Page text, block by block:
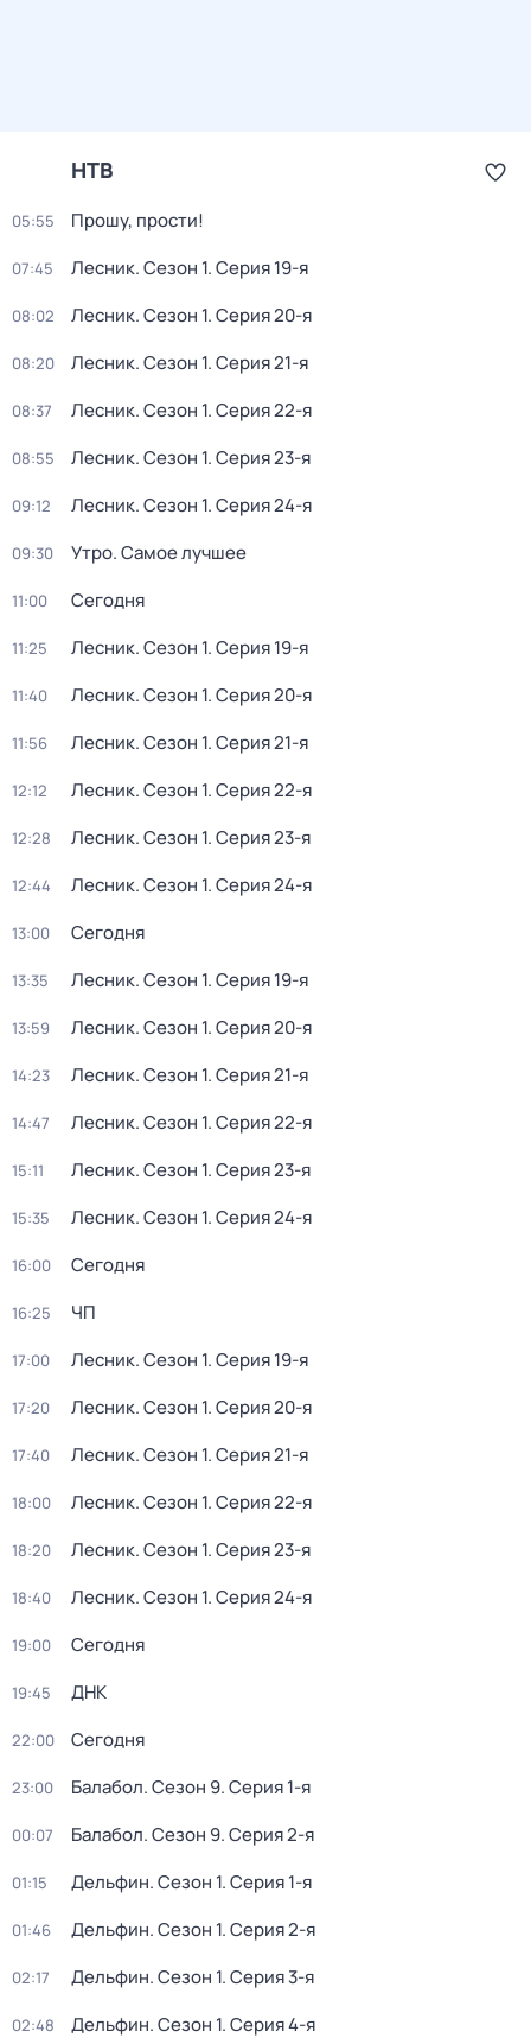
НТВ
05:55 Прошу, прости!
07:45 Лесник. Сезон 1. Серия 19-я
08:02 Лесник. Сезон 1. Серия 20-я
08:20 Лесник. Сезон 1. Серия 21-я
08:37 Лесник. Сезон 1. Серия 22-я
08:55 Лесник. Сезон 1. Серия 23-я
09:12 Лесник. Сезон 1. Серия 24-я
09:30 Утро. Самое лучшее
11:00 Сегодня
11:25 Лесник. Сезон 1. Серия 19-я
11:40 Лесник. Сезон 1. Серия 20-я
11:56 Лесник. Сезон 1. Серия 21-я
12:12 Лесник. Сезон 1. Серия 22-я
12:28 Лесник. Сезон 1. Серия 23-я
12:44 Лесник. Сезон 1. Серия 24-я
13:00 Сегодня
13:35 Лесник. Сезон 1. Серия 19-я
13:59 Лесник. Сезон 1. Серия 20-я
14:23 Лесник. Сезон 1. Серия 21-я
14:47 Лесник. Сезон 1. Серия 22-я
15:11 Лесник. Сезон 1. Серия 23-я
15:35 Лесник. Сезон 1. Серия 24-я
16:00 Сегодня
16:25 ЧП
17:00 Лесник. Сезон 1. Серия 19-я
17:20 Лесник. Сезон 1. Серия 20-я
17:40 Лесник. Сезон 1. Серия 21-я
18:00 Лесник. Сезон 1. Серия 22-я
18:20 Лесник. Сезон 1. Серия 23-я
18:40 Лесник. Сезон 1. Серия 24-я
19:00 Сегодня
19:45 ДНК
22:00 Сегодня
23:00 Балабол. Сезон 9. Серия 1-я
00:07 Балабол. Сезон 9. Серия 2-я
01:15 Дельфин. Сезон 1. Серия 1-я
01:46 Дельфин. Сезон 1. Серия 2-я
02:17 Дельфин. Сезон 1. Серия 3-я
02:48 Дельфин. Сезон 1. Серия 4-я